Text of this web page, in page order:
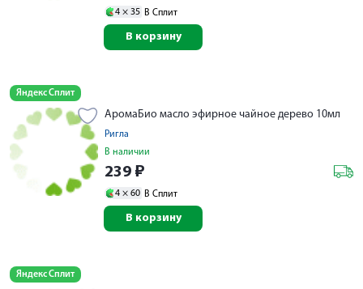
4 × 35 В Сплит
В корзину
Яндекс Сплит
АромаБио масло эфирное чайное дерево 10мл
Ригла
В наличии
239 ₽
4 × 60 В Сплит
В корзину
Яндекс Сплит